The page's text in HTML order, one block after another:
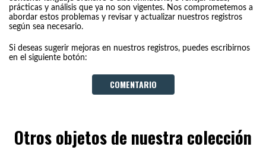
prácticas y análisis que ya no son vigentes. Nos comprometemos a
abordar estos problemas y revisar y actualizar nuestros registros
según sea necesario.
Si deseas sugerir mejoras en nuestros registros, puedes escribirnos
en el siguiente botón:
COMENTARIO
Otros objetos de nuestra colección